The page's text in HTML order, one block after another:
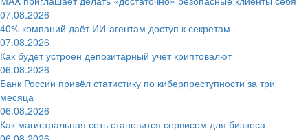
07.08.2026
40% компаний даёт ИИ‑агентам доступ к секретам
07.08.2026
Как будет устроен депозитарный учёт криптовалют
06.08.2026
Банк России привёл статистику по киберпреступности за три
месяца
06.08.2026
Как магистральная сеть становится сервисом для бизнеса